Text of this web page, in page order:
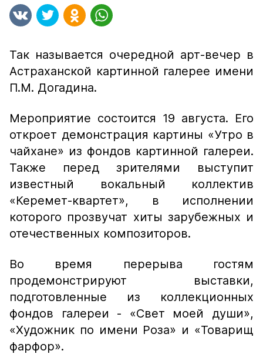
Так называется очередной арт-вечер в
Астраханской картинной галерее имени
П.М. Догадина.
Мероприятие состоится 19 августа. Его
откроет демонстрация картины «Утро в
чайхане» из фондов картинной галереи.
Также перед зрителями выступит
известный вокальный коллектив
«Керемет-квартет», в исполнении
которого прозвучат хиты зарубежных и
отечественных композиторов.
Во время перерыва гостям
продемонстрируют выставки,
подготовленные из коллекционных
фондов галереи - «Свет моей души»,
«Художник по имени Роза» и «Товарищ
фарфор».